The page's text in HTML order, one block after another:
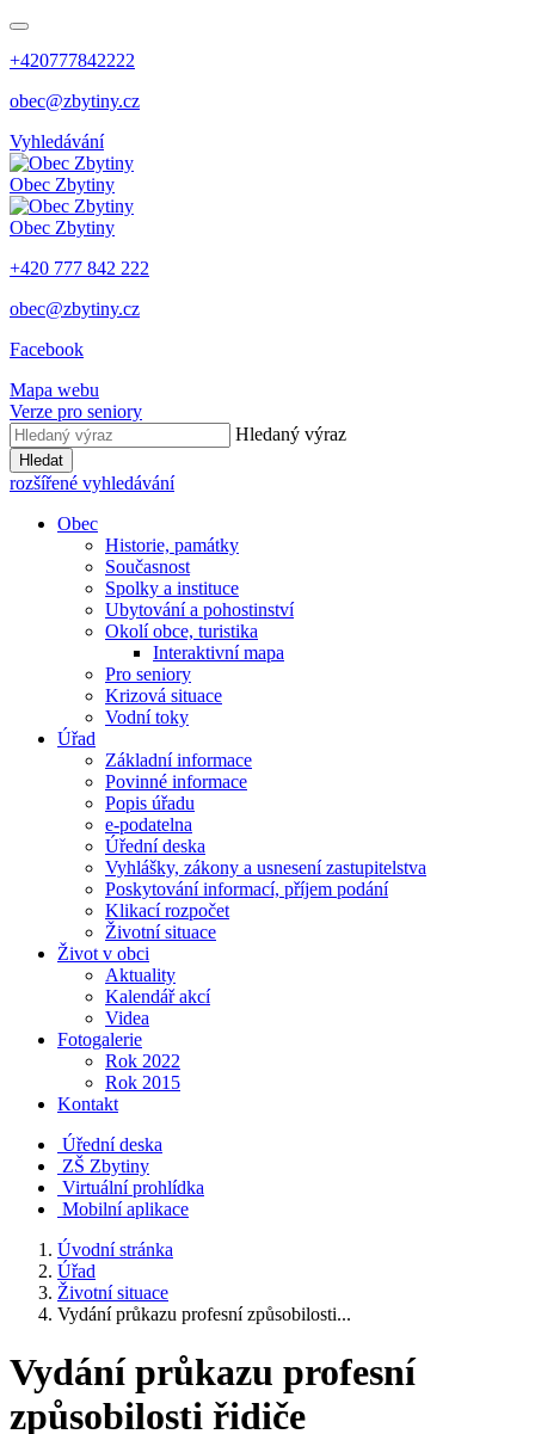
+420777842222
obec@zbytiny.cz
Vyhledávání
Obec Zbytiny
Obec Zbytiny
+420 777 842 222
obec@zbytiny.cz
Facebook
Mapa webu
Verze pro seniory
Hledaný výraz
Hledat
rozšířené vyhledávání
Obec
Historie, památky
Současnost
Spolky a instituce
Ubytování a pohostinství
Okolí obce, turistika
Interaktivní mapa
Pro seniory
Krizová situace
Vodní toky
Úřad
Základní informace
Povinné informace
Popis úřadu
e-podatelna
Úřední deska
Vyhlášky, zákony a usnesení zastupitelstva
Poskytování informací, příjem podání
Klikací rozpočet
Životní situace
Život v obci
Aktuality
Kalendář akcí
Videa
Fotogalerie
Rok 2022
Rok 2015
Kontakt
Úřední deska
ZŠ Zbytiny
Virtuální prohlídka
Mobilní aplikace
Úvodní stránka
Úřad
Životní situace
Vydání průkazu profesní způsobilosti...
Vydání průkazu profesní
způsobilosti řidiče